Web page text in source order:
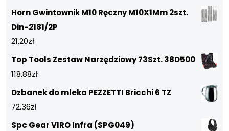
Horn Gwintownik M10 Ręczny M10X1Mm 2szt.
Din-2181/2P
21.20zł
Top Tools Zestaw Narzędziowy 73Szt. 38D500
118.88zł
Dzbanek do mleka PEZZETTI Bricchi 6 TZ
72.36zł
Spc Gear VIRO Infra (SPG049)